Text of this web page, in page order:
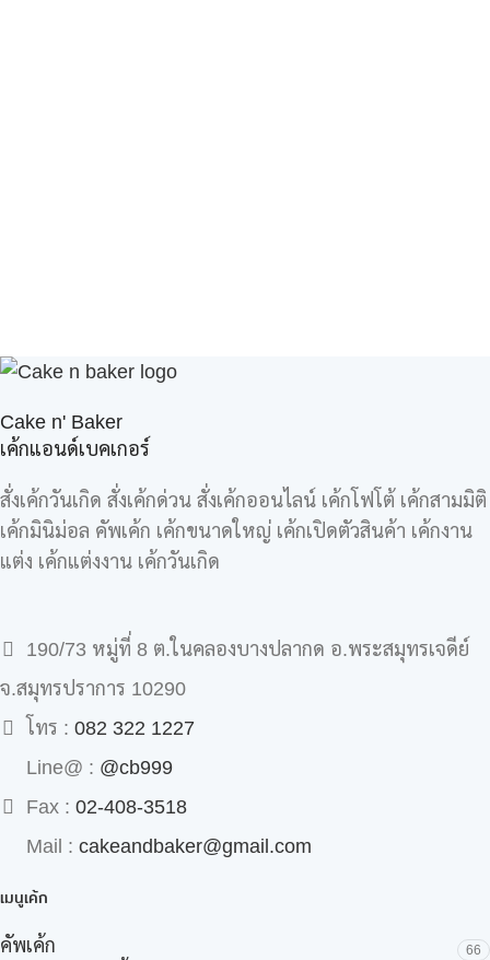
Cake n' Baker
เค้กแอนด์เบคเกอร์
สั่งเค้กวันเกิด สั่งเค้กด่วน สั่งเค้กออนไลน์ เค้กโฟโต้ เค้กสามมิติ
เค้กมินิม่อล คัพเค้ก เค้กขนาดใหญ่ เค้กเปิดตัวสินค้า เค้กงาน
แต่ง เค้กแต่งงาน เค้กวันเกิด
190/73 หมู่ที่ 8 ต.ในคลองบางปลากด อ.พระสมุทรเจดีย์
จ.สมุทรปราการ 10290
โทร : 082 322 1227
Line@ : @cb999
Fax : 02-408-3518
Mail : cakeandbaker@gmail.com
เมนูเค้ก
คัพเค้ก 66